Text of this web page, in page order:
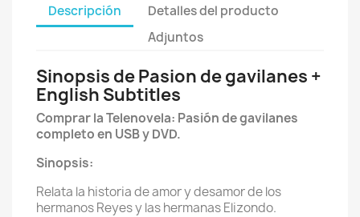
Descripción
Detalles del producto
Adjuntos
Sinopsis de Pasion de gavilanes +
English Subtitles
Comprar la Telenovela: Pasión de gavilanes
completo en USB y DVD.
Sinopsis:
Relata la historia de amor y desamor de los
hermanos Reyes y las hermanas Elizondo.